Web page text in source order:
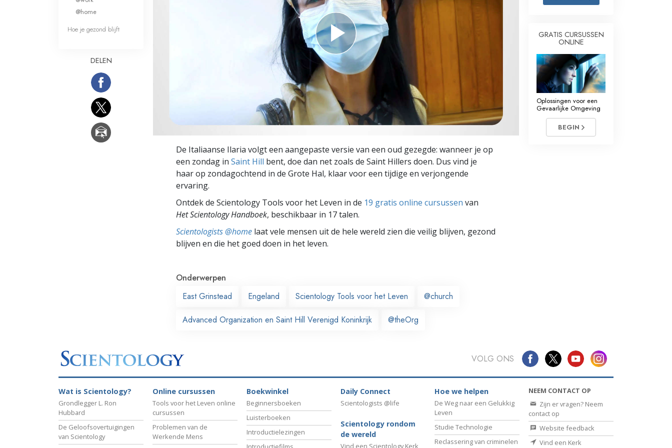
Hulpmiddelen bij het Dagelijks Werk
Ethiek en de Condities
De Oorzaak van Onderdrukking
Feitenonderzoek
De Grondbeginselen van Organiseren
De Italiaanse Ilaria volgt een aangepaste versie van een oud gezegde: wanneer je op
een zondag in Saint Hill bent, doe dan net zoals de Saint Hillers doen. Dus vind je
haar op zondagochtend in de Grote Hal, klaar voor een tijdige en verjongende
ervaring.
Ontdek de Scientology Tools voor het Leven in de 19 gratis online cursussen van
Het Scientology Handboek, beschikbaar in 17 talen.
Scientologists @home laat vele mensen uit de hele wereld zien die veilig blijven, gezond
blijven en die het goed doen in het leven.
Onderwerpen
East Grinstead
Engeland Scientology Tools voor het Leven @church
Advanced Organization en Saint Hill Verenigd Koninkrijk @theOrg
@home
Hoe je gezond blijft
DELEN
GRATIS CURSUSSEN
ONLINE
Oplossingen voor een
Gevaarlijke Omgeving
BEGIN
VOLG ONS
Wat is Scientology?
Grondlegger L. Ron
Hubbard
De Geloofsovertuigingen
van Scientology
Online cursussen
Tools voor het Leven online
cursussen
Problemen van de
Werkende Mens
Boekwinkel
Beginnersboeken
Luisterboeken
Introductielezingen
Daily Connect
Scientologists @life
Scientology rondom
de wereld
Vind een Scientology Kerk
Hoe we helpen
De Weg naar een Gelukkig
Leven
Studie Technologie
Reclassering van criminelen
NEEM CONTACT OP
Zijn er vragen? Neem
contact op
Website feedback
Vind een Kerk